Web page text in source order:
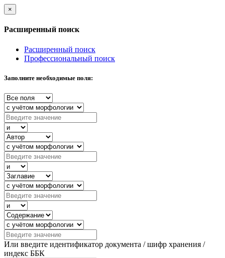
×
Расширенный поиск
Расширенный поиск
Профессиональный поиск
Заполните необходимые поля:
Или введите идентификатор документа / шифр хранения /
индекс ББК